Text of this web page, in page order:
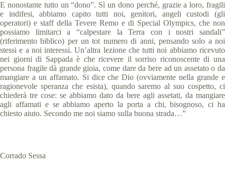
E nonostante tutto un “dono”. Sì un dono perché, grazie a loro, fragili
e indifesi, abbiamo capito tutti noi, genitori, angeli custodi (gli
operatori) e staff della Tevere Remo e di Special Olympics, che non
possiamo limitarci a “calpestare la Terra con i nostri sandali”
(riferimento biblico) per un tot numero di anni, pensando solo a noi
stessi e a noi interessi. Un’altra lezione che tutti noi abbiamo ricevuto
nei giorni di Sappada è che ricevere il sorriso riconoscente di una
persona fragile dà grande gioia, come dare da bere ad un assetato o da
mangiare a un affamato. Si dice che Dio (ovviamente nella grande e
ragionevole speranza che esista), quando saremo al suo cospetto, ci
chiederà tre cose: se abbiamo dato da bere agli assetati, da mangiare
agli affamati e se abbiamo aperto la porta a chi, bisognoso, ci ha
chiesto aiuto. Secondo me noi siamo sulla buona strada…”
Corrado Sessa